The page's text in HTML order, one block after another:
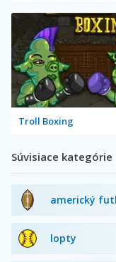
Troll Boxing
Súvisiace kategórie
americký
lopty